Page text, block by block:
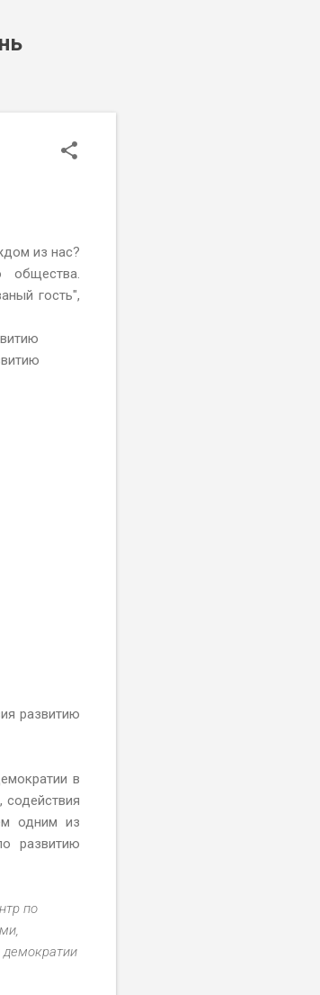
из нас?
общества.
гость",
развитию
в
содействия
одним из
развитию
по
демократии